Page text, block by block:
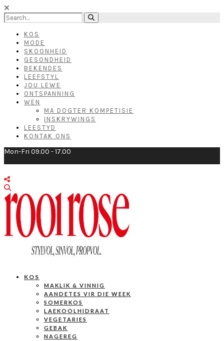
KOS
MODE
SKOONHEID
GESONDHEID
BEKENDES
LEEFSTYL
JOU LEWE
ONTSPANNING
WEN
MA DOGTER KOMPETISIE
INSKRYWINGS
LEESTYD
KONTAK ONS
Mon-Fri 09.00 - 17.00
KOS
MAKLIK & VINNIG
AANDETES VIR DIE WEEK
SOMERKOS
LAEKOOLHIDRAAT
VEGETARIES
GEBAK
NAGEREG